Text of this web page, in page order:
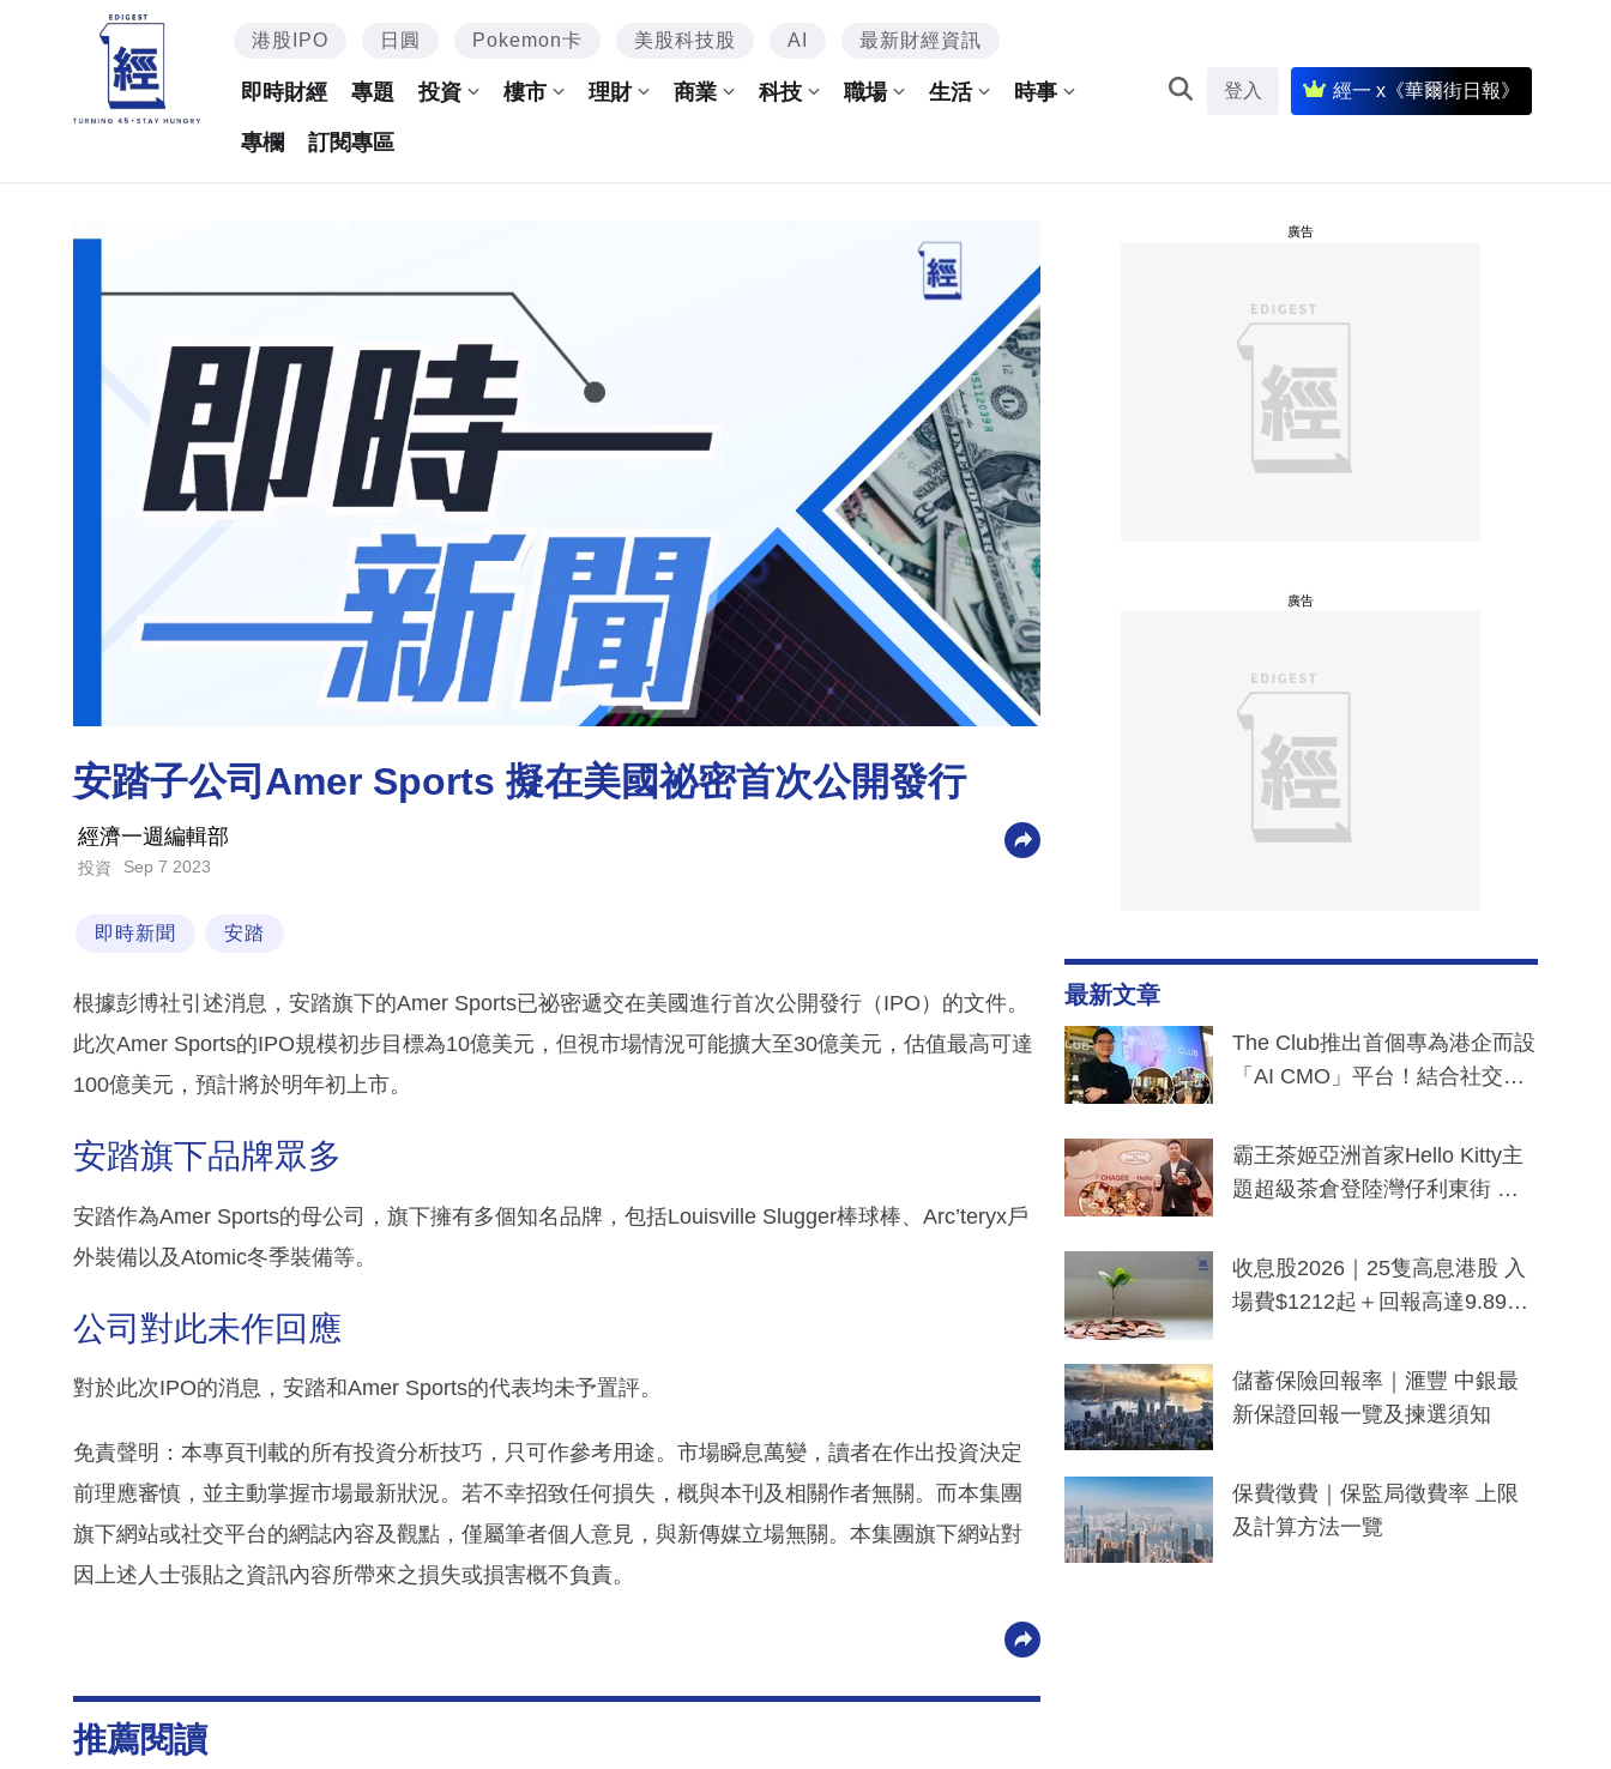
港股IPO 日圓 Pokemon卡 美股科技股 AI 最新財經資訊
即時財經 專題 投資 樓市 理財 商業 科技 職場 生活 時事
專欄 訂閱專區
登入 經一 x《華爾街日報》
安踏子公司Amer Sports 擬在美國祕密首次公開發行
經濟一週編輯部
投資 Sep 7 2023
即時新聞 安踏
根據彭博社引述消息，安踏旗下的Amer Sports已祕密遞交在美國進行首次公開發行（IPO）的文件。
此次Amer Sports的IPO規模初步目標為10億美元，但視市場情況可能擴大至30億美元，估值最高可達
100億美元，預計將於明年初上市。
安踏旗下品牌眾多
安踏作為Amer Sports的母公司，旗下擁有多個知名品牌，包括Louisville Slugger棒球棒、Arc’teryx戶
外裝備以及Atomic冬季裝備等。
公司對此未作回應
對於此次IPO的消息，安踏和Amer Sports的代表均未予置評。
免責聲明：本專頁刊載的所有投資分析技巧，只可作參考用途。市場瞬息萬變，讀者在作出投資決定
前理應審慎，並主動掌握市場最新狀況。若不幸招致任何損失，概與本刊及相關作者無關。而本集團
旗下網站或社交平台的網誌內容及觀點，僅屬筆者個人意見，與新傳媒立場無關。本集團旗下網站對
因上述人士張貼之資訊內容所帶來之損失或損害概不負責。
推薦閱讀
廣告
廣告
最新文章
The Club推出首個專為港企而設
「AI CMO」平台！結合社交聆
分鐘生成「貼地」宣傳短片
霸王茶姬亞洲首家Hello Kitty主
題超級茶倉登陸灣仔利東街 推
y及香港限定特調系列
收息股2026｜25隻高息港股 入
場費$1212起＋回報高達9.89
儲蓄保險回報率｜滙豐 中銀最
新保證回報一覽及揀選須知
保費徵費｜保監局徵費率 上限
及計算方法一覽